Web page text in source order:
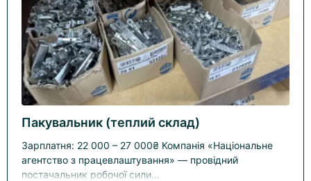
Пакувальник (теплий склад)
Зарплатня: 22 000 – 27 000₴ Компанія «Національне
агентство з працевлаштування» — провідний
постачальник робочої сили...